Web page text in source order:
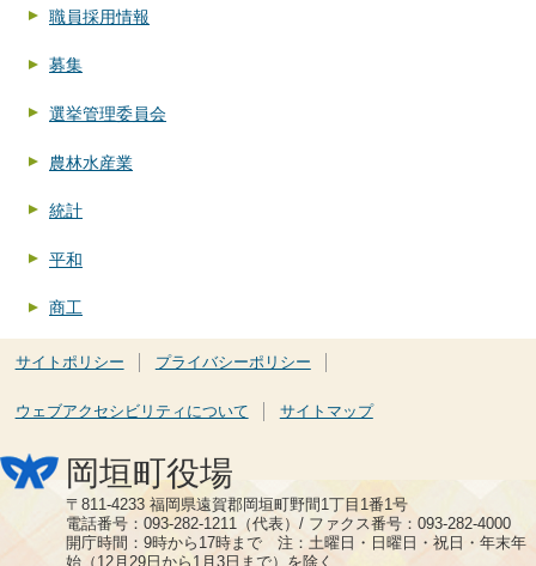
職員採用情報
募集
選挙管理委員会
農林水産業
統計
平和
商工
サイトポリシー プライバシーポリシー
ウェブアクセシビリティについて サイトマップ
岡垣町役場
〒811-4233 福岡県遠賀郡岡垣町野間1丁目1番1号
電話番号：093-282-1211（代表）/ ファクス番号：093-282-4000
開庁時間：9時から17時まで 注：土曜日・日曜日・祝日・年末年
始（12月29日から1月3日まで）を除く